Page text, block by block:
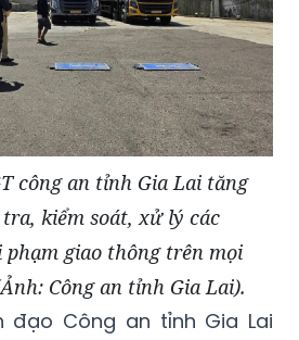
công an tỉnh Gia Lai tăng
kiểm soát, xử lý các
giao thông trên mọi
Công an tỉnh Gia Lai).
đạo Công an tỉnh Gia Lai